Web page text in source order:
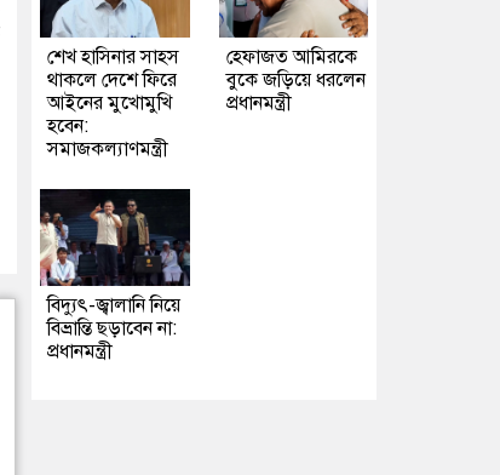
শেখ হাসিনার সাহস
থাকলে দেশে ফিরে
আইনের মুখোমুখি
হবেন:
সমাজকল্যাণমন্ত্রী
হেফাজত আমিরকে
বুকে জড়িয়ে ধরলেন
প্রধানমন্ত্রী
বিদ্যুৎ-জ্বালানি নিয়ে
বিভ্রান্তি ছড়াবেন না:
প্রধানমন্ত্রী